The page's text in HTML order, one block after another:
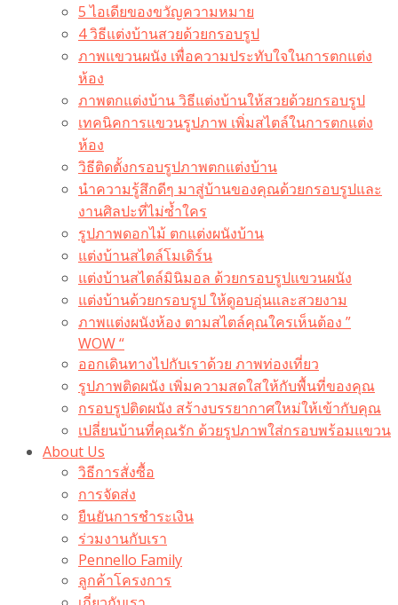
5 ไอเดียของขวัญความหมาย
4 วิธีแต่งบ้านสวยด้วยกรอบรูป
ภาพแขวนผนัง เพื่อความประทับใจในการตกแต่ง
ห้อง
ภาพตกแต่งบ้าน วิธีแต่งบ้านให้สวยด้วยกรอบรูป
เทคนิคการแขวนรูปภาพ เพิ่มสไตล์ในการตกแต่ง
ห้อง
วิธีติดตั้งกรอบรูปภาพตกแต่งบ้าน
นำความรู้สึกดีๆ มาสู่บ้านของคุณด้วยกรอบรูปและ
งานศิลปะที่ไม่ซ้ำใคร
รูปภาพดอกไม้ ตกแต่งผนังบ้าน
แต่งบ้านสไตล์โมเดิร์น
แต่งบ้านสไตล์มินิมอล ด้วยกรอบรูปแขวนผนัง
แต่งบ้านด้วยกรอบรูป ให้ดูอบอุ่นและสวยงาม
ภาพแต่งผนังห้อง ตามสไตล์คุณใครเห็นต้อง ”
WOW “
ออกเดินทางไปกับเราด้วย ภาพท่องเที่ยว
รูปภาพติดผนัง เพิ่มความสดใสให้กับพื้นที่ของคุณ
กรอบรูปติดผนัง สร้างบรรยากาศใหม่ให้เข้ากับคุณ
เปลี่ยนบ้านที่คุณรัก ด้วยรูปภาพใส่กรอบพร้อมแขวน​
About Us
วิธีการสั่งซื้อ
การจัดส่ง
ยืนยันการชำระเงิน
ร่วมงานกับเรา
Pennello Family
ลูกค้าโครงการ